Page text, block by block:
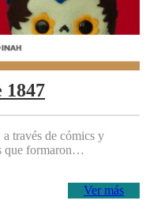
1847
través de cómics y
que formaron…
Ver más